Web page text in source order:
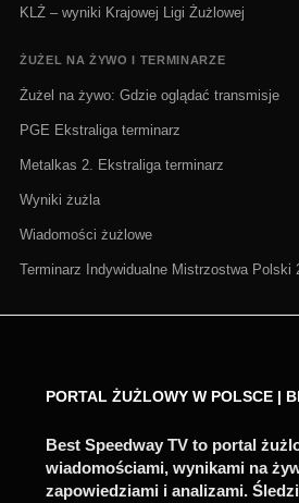
KLŻ – wyniki Krajowej Ligi Żużlowej
ŻUŻEL NA ŻYWO I TERMINARZE
Żużel na żywo: Gdzie oglądać transmisje
PGE Ekstraliga terminarz
Metalkas 2. Ekstraliga terminarz
Wyniki żużla
Wiadomości żużlowe
Terminarz Indywidualne Mistrzostwa Polski
PORTAL ŻUŻLOWY W POLSCE |
Best Speedway TV to portal
wiadomościami, wynikami na
zapowiedziami i analizami.